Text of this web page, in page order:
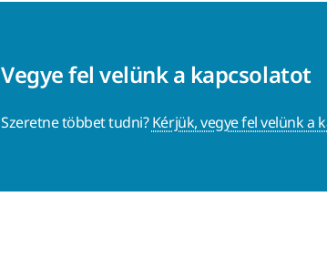
Vegye fel velünk a kapcsolatot
Szeretne többet tudni?Kérjük, vegye fel velünk a